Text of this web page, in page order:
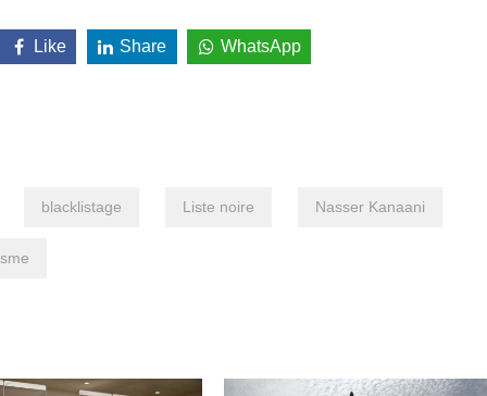
Like Share WhatsApp
blacklistage Liste noire Nasser Kanaani